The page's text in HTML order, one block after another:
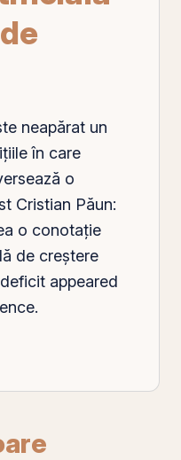
neapărat un
în care
o
Cristian Păun:
o conotaţie
de creştere
appeared